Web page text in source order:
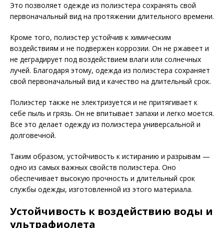
Это позволяет одежде из полиэстера сохранять свой
первоначальный вид на протяжении длительного времени.
Кроме того, полиэстер устойчив к химическим
воздействиям и не подвержен коррозии. Он не ржавеет и
не деградирует под воздействием влаги или солнечных
лучей. Благодаря этому, одежда из полиэстера сохраняет
свой первоначальный вид и качество на длительный срок.
Полиэстер также не электризуется и не притягивает к
себе пыль и грязь. Он не впитывает запахи и легко моется.
Все это делает одежду из полиэстера универсальной и
долговечной.
Таким образом, устойчивость к истиранию и разрывам —
одно из самых важных свойств полиэстера. Оно
обеспечивает высокую прочность и длительный срок
службы одежды, изготовленной из этого материала.
Устойчивость к воздействию воды и
ультрафиолета